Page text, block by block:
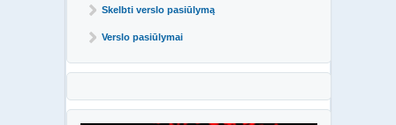
Skelbti verslo pasiūlymą
Verslo pasiūlymai